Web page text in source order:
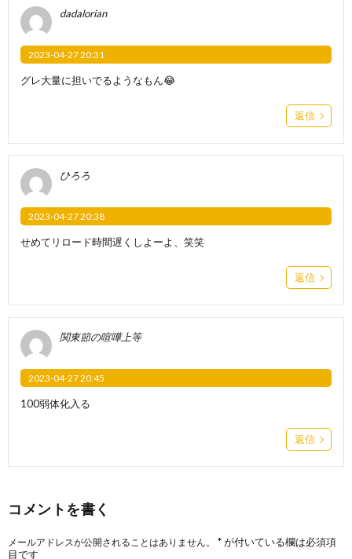
dadalorian
2023-04-27 20:31
グレ大量に担いでるようなもん😂
返信
ひろろ
2023-04-27 20:38
せめてリロード時間遅くしよーよ、笑笑
返信
関東節の喧嘩上等
2023-04-27 20:45
100弱体化入る
返信
コメントを書く
メールアドレスが公開されることはありません。 *が付いている欄は必須項
目です